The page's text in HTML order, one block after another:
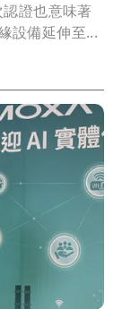
期被忽略的防護缺口。 此次認證也意味著
設備延伸至...